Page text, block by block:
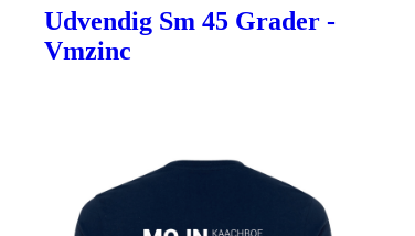
Udvendig Sm 45 Grader -
Vmzinc